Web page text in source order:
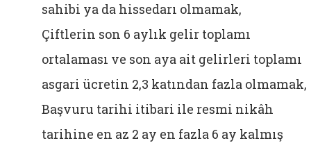
sahibi ya da hissedarı olmamak,
Çiftlerin son 6 aylık gelir toplamı
ortalaması ve son aya ait gelirleri toplamı
asgari ücretin 2,3 katından fazla olmamak,
Başvuru tarihi itibari ile resmi nikâh
tarihine en az 2 ay en fazla 6 ay kalmış